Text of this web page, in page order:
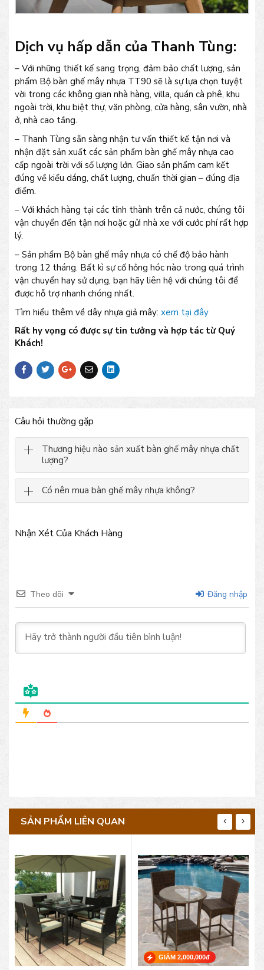
Dịch vụ hấp dẫn của Thanh Tùng:
– Với những thiết kế sang trọng, đảm bảo chất lượng, sản
phẩm Bộ bàn ghế mây nhựa TT90 sẽ là sự lựa chọn tuyệt
vời trong các không gian nhà hàng, villa, quán cà phê, khu
ngoài trời, khu biệt thự, văn phòng, cửa hàng, sân vườn, nhà
ở, nhà cao tầng.
– Thanh Tùng sẵn sàng nhận tư vấn thiết kế tận nơi và
nhận đặt sản xuất các sản phẩm bàn ghế mây nhựa cao
cấp ngoài trời với số lượng lớn. Giao sản phẩm cam kết
đúng về kiểu dáng, chất lượng, chuẩn thời gian – đúng địa
điểm.
– Với khách hàng tại các tỉnh thành trên cả nước, chúng tôi
vận chuyển đến tận nơi hoặc gửi nhà xe với cước phí rất hợp
lý.
– Sản phẩm Bộ bàn ghế mây nhựa có chế độ bảo hành
trong 12 tháng. Bất kì sự cố hỏng hóc nào trong quá trình
vận chuyển hay sử dụng, bạn hãy liên hệ với chúng tôi để
được hỗ trợ nhanh chóng nhất.
Tìm hiểu thêm về dây nhựa giả mây: xem tại đây
Rất hy vọng có được sự tin tưởng và hợp tác từ Quý
Khách!
Câu hỏi thường gặp
Thương hiệu nào sản xuất bàn ghế mây nhựa chất
lượng?
Có nên mua bàn ghế mây nhựa không?
Nhận Xét Của Khách Hàng
Theo dõi Đăng nhập
SẢN PHẨM LIÊN QUAN
GIẢM 2,000,000đ